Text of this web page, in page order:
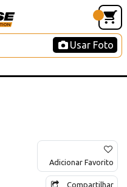
Usar Foto
Adicionar Favorito
Compartilhar